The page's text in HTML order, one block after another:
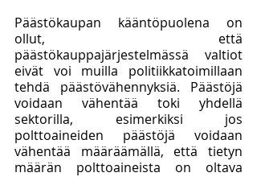
Päästökaupan kääntöpuolena on
ollut, että
päästökauppajärjestelmässä valtiot
eivät voi muilla politiikkatoimillaan
tehdä päästövähennyksiä. Päästöjä
voidaan vähentää toki yhdellä
sektorilla, esimerkiksi jos
polttoaineiden päästöjä voidaan
vähentää määräämällä, että tietyn
määrän polttoaineista on oltava